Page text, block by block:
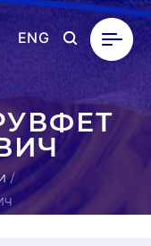
ENG